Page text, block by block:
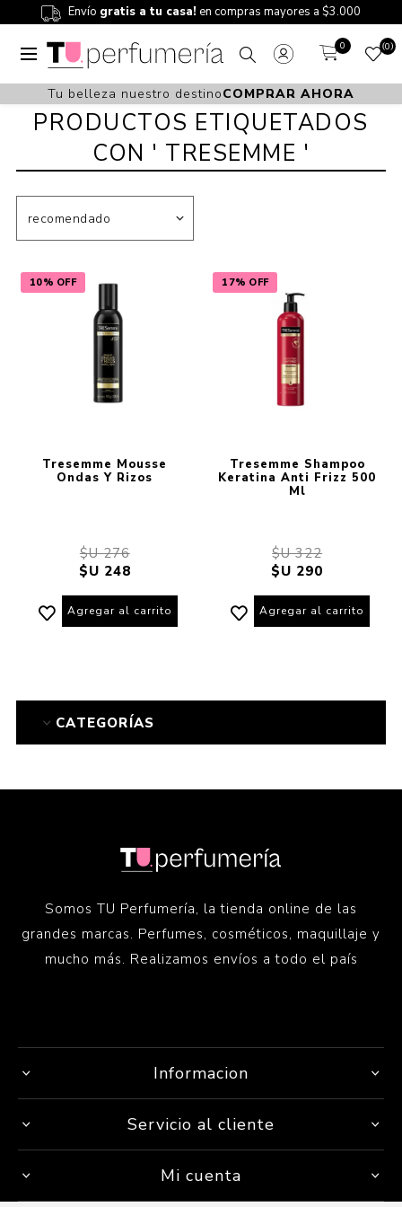
Envío gratis a tu casa! en compras mayores a $3.000
0 0
Tu belleza nuestro destinoCOMPRAR AHORA
PRODUCTOS ETIQUETADOS
CON ' TRESEMME '
10% OFF
Tresemme Mousse
Ondas Y Rizos
$U 276
$U 248
Agregar al carrito
17% OFF
Tresemme Shampoo
Keratina Anti Frizz 500
Ml
$U 322
$U 290
Agregar al carrito
CATEGORÍAS
Somos TU Perfumería, la tienda online de las
grandes marcas. Perfumes, cosméticos, maquillaje y
mucho más. Realizamos envíos a todo el país
Informacion
Servicio al cliente
Mi cuenta